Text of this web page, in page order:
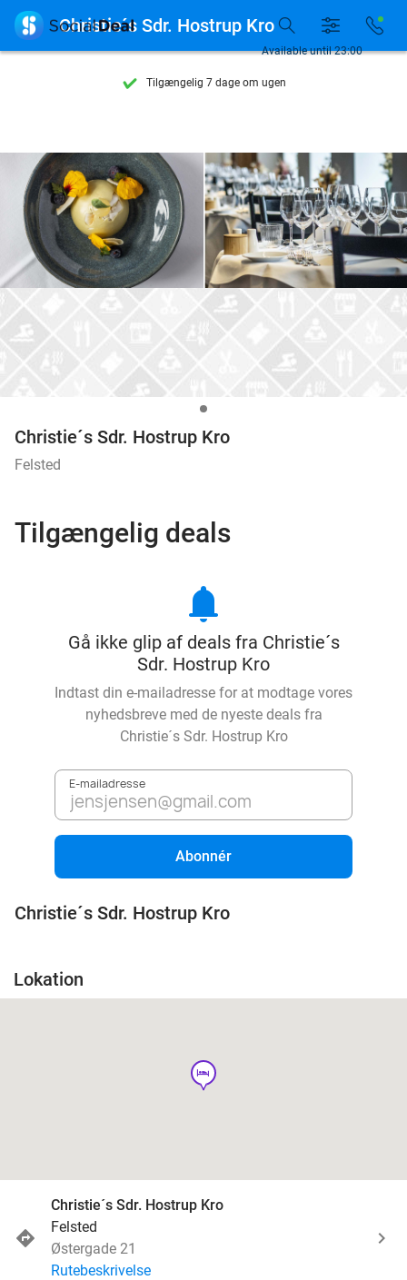
Se flere end 15.000 deals
Tilgængelig 7 dage om ugen
9,4 baseret på205.983 anmeldelser
Se flere end 15.000 deals
Tilgængelig 7 dage om ugen
10+ millioner medlemmer
Available until 23:00
 Christie´s Sdr. Hostrup Kro
Christie´s Sdr. Hostrup Kro
Felsted
Tilgængelig deals
notifications
Gå ikke glip af deals fra Christie´s
Sdr. Hostrup Kro
Indtast din e-mailadresse for at modtage vores
nyhedsbreve med de nyeste deals fra
Christie´s Sdr. Hostrup Kro
E-mailadresse
Abonnér
Christie´s Sdr. Hostrup Kro
Lokation
hotel
Christie´s Sdr. Hostrup Kro
Felsted
Østergade 21
Rutebeskrivelse